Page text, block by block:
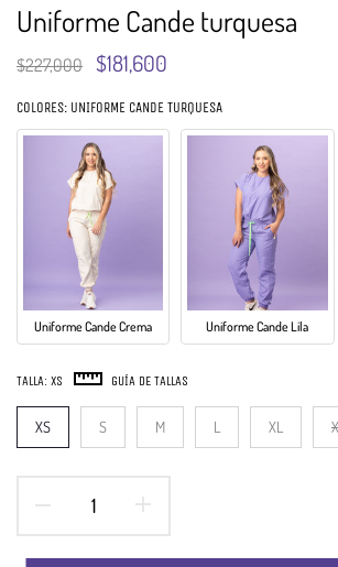
Uniforme Cande turquesa
$227,000 $181,600
COLORES: UNIFORME CANDE TURQUESA
Uniforme Cande Crema Uniforme Cande Lila
TALLA: XS GUÍA DE TALLAS
XS S M L XL